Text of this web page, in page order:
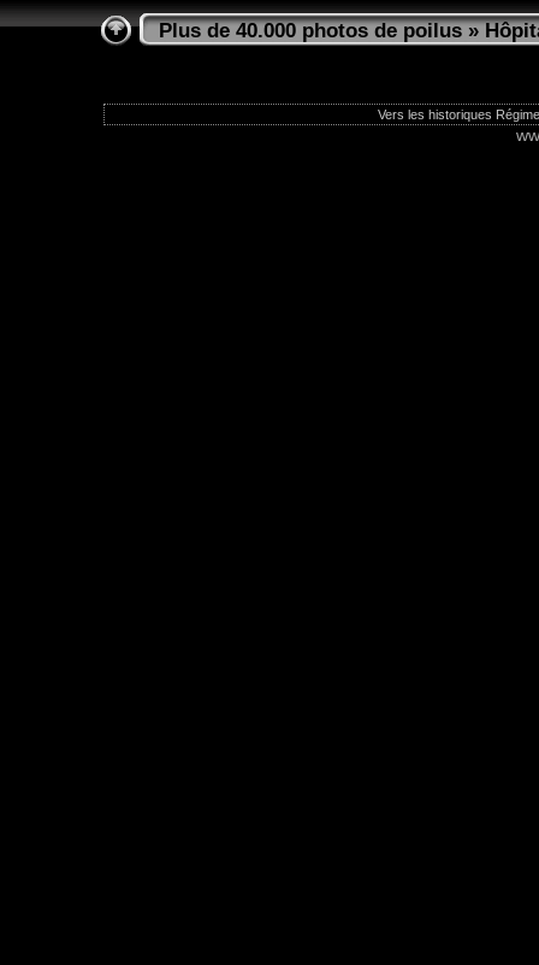
Plus de 40.000 photos de poilus»
Vers les historiques